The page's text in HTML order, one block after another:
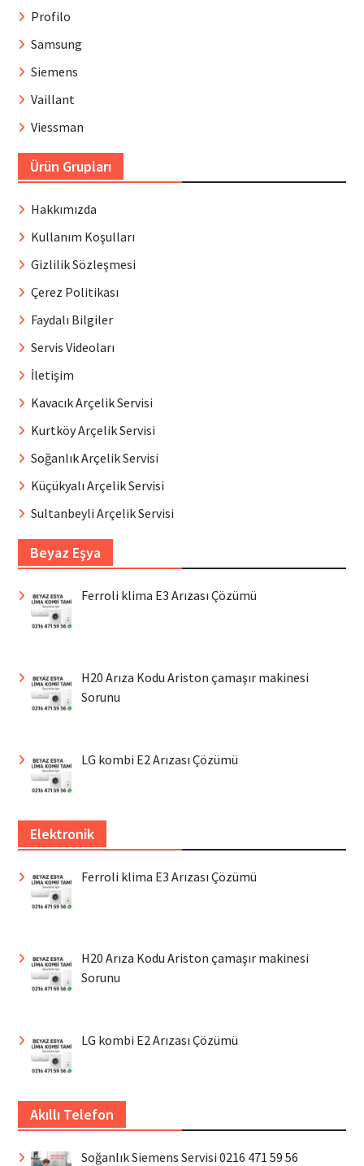
Profilo
Samsung
Siemens
Vaillant
Viessman
Ürün Grupları
Hakkımızda
Kullanım Koşulları
Gizlilik Sözleşmesi
Çerez Politikası
Faydalı Bilgiler
Servis Videoları
İletişim
Kavacık Arçelik Servisi
Kurtköy Arçelik Servisi
Soğanlık Arçelik Servisi
Küçükyalı Arçelik Servisi
Sultanbeyli Arçelik Servisi
Beyaz Eşya
Ferroli klima E3 Arızası Çözümü
H20 Arıza Kodu Ariston çamaşır makinesi
Sorunu
LG kombi E2 Arızası Çözümü
Elektronik
Ferroli klima E3 Arızası Çözümü
H20 Arıza Kodu Ariston çamaşır makinesi
Sorunu
LG kombi E2 Arızası Çözümü
Akıllı Telefon
Soğanlık Siemens Servisi 0216 471 59 56